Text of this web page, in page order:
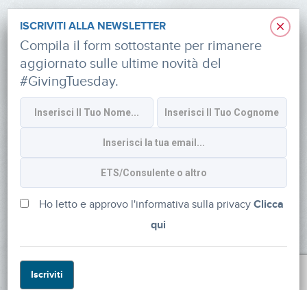
Tel: +39 02 47924880
CF: 91374340379
SOCIAL
×
ISCRIVITI ALLA NEWSLETTER
Compila il form sottostante per rimanere
aggiornato sulle ultime novità del
#GivingTuesday.
Ho letto e approvo l'informativa sulla privacyClicca
qui
Iscriviti
Powered by